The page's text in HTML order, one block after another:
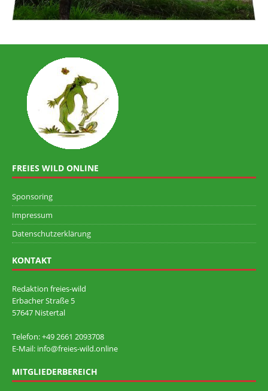
FREIES WILD ONLINE
Sponsoring
Impressum
Datenschutzerklärung
KONTAKT
Redaktion freies-wild
Erbacher Straße 5
57647 Nistertal
Telefon: +49 ‭2661 2093708
E-Mail: info@freies-wild.online
MITGLIEDERBEREICH